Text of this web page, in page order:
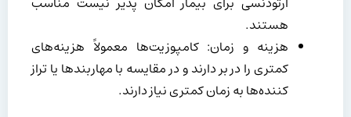
هستند.
هزینه و زمان: کامپوزیت‌ها معمولاً هزینه‌های
کمتری را در بر دارند و در مقایسه با مهاربندها یا تراز
کننده‌ها به زمان کمتری نیاز دارند.